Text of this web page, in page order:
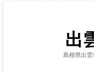
出
島根県出雲